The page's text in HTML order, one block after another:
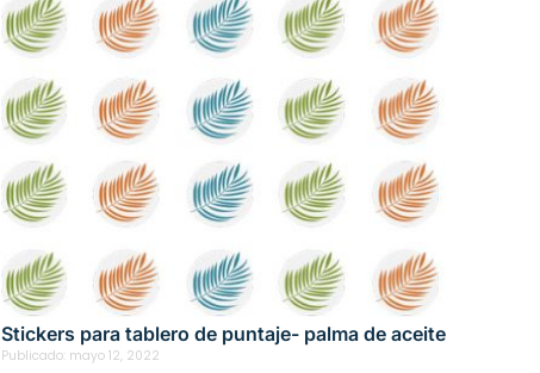
Stickers para tablero de puntaje- palma de aceite
Publicado: mayo 12, 2022